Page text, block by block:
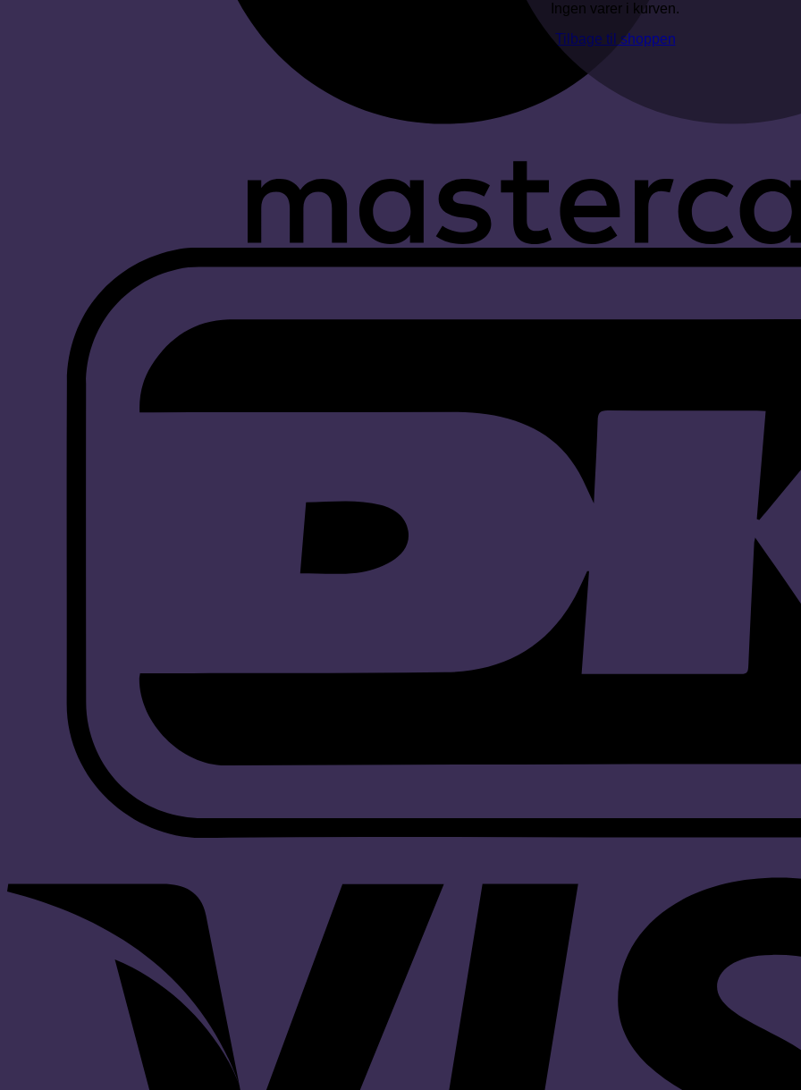
Ingen varer i kurven.
Tilbage til shoppen